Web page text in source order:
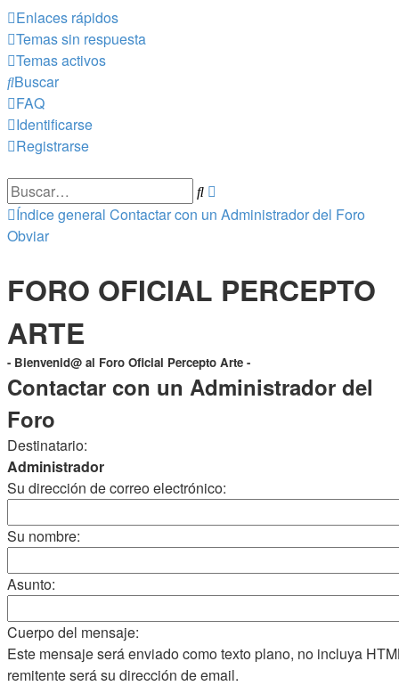
Enlaces rápidos
Temas sin respuesta
Temas activos
Buscar
FAQ
Identificarse
Registrarse
Buscar
avanzada
Índice general Contactar con un Administrador del Foro
Obviar
FORO OFICIAL PERCEPTO
ARTE
- Bienvenid@ al Foro Oficial Percepto Arte -
Contactar con un Administrador del
Foro
Destinatario:
Administrador
Su dirección de correo electrónico:
Su nombre:
Asunto:
Cuerpo del mensaje:
Este mensaje será enviado como texto plano, no incluya
remitente será su dirección de email.